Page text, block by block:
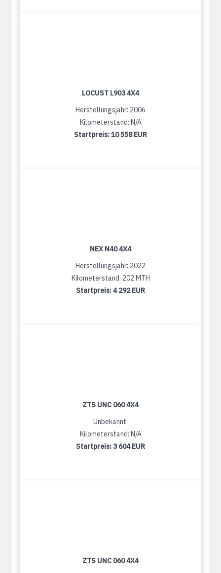
LOCUST L903 4X4
Herstellungsjahr: 2006
Kilometerstand: N/A
Startpreis:10 558 EUR
NEX N40 4X4
Herstellungsjahr: 2022
Kilometerstand: 202 MTH
Startpreis:4 292 EUR
ZTS UNC 060 4X4
Unbekannt:
Kilometerstand: N/A
Startpreis: 3 604 EUR
ZTS UNC 060 4X4